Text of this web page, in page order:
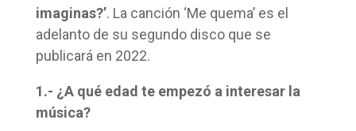
imaginas?’. La canción ‘Me quema’ es el
adelanto de su segundo disco que se
publicará en 2022.
1.- ¿A qué edad te empezó a interesar la
música?